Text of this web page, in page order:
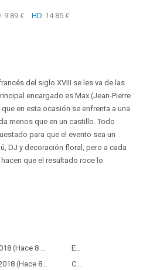
9.89 € HD 14.85 €
del siglo XVIII se les va de las
encargado es Max (Jean-Pierre
en esta ocasión se enfrenta a una
menos que en un castillo. Todo
para que el evento sea un
DJ y decoración floral, pero a cada
que el resultado roce lo
8 años y 6 meses)
Estreno
8 años y 2 meses)
Copia Física